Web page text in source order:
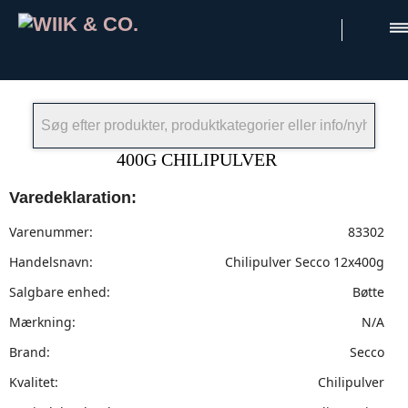
400G CHILIPULVER
Varedeklaration:
Varenummer:
83302
Handelsnavn:
Chilipulver Secco 12x400g
Salgbare enhed:
Bøtte
Mærkning:
N/A
Brand:
Secco
Kvalitet:
Chilipulver